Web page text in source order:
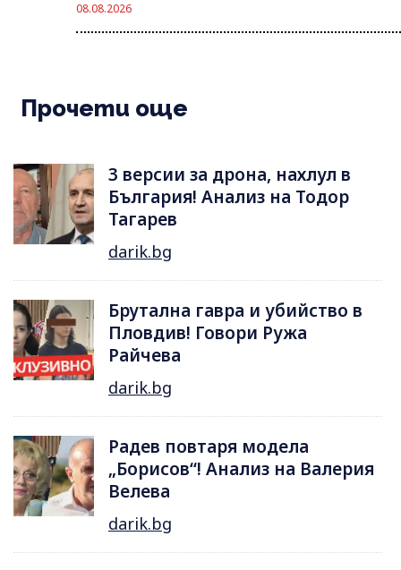
08.08.2026
Прочети още
3 версии за дрона, нахлул в
България! Анализ на Тодор
Тагарев
darik.bg
Брутална гавра и убийство в
Пловдив! Говори Ружа
Райчева
darik.bg
Радев повтаря модела
„Борисов“! Анализ на Валерия
Велева
darik.bg